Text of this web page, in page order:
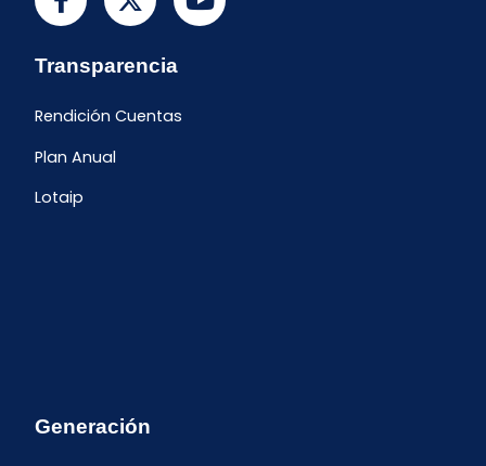
Transparencia
Rendición Cuentas
Plan Anual
Lotaip
Generación